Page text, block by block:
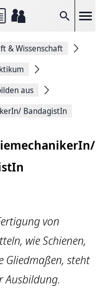
Suche
& Wissenschaft
aus
BandagistIn
von
wie Schienen,
Gliedmaßen, steht
Ausbildung.